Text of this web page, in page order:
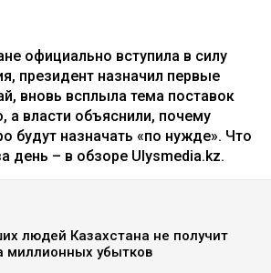
официально вступила в силу
президент назначил первые
вновь всплыла тема поставок
а власти объяснили, почему
будут назначать «по нужде». Что
день – в обзоре Ulysmedia.kz.
людей Казахстана не получит
миллионных убытков